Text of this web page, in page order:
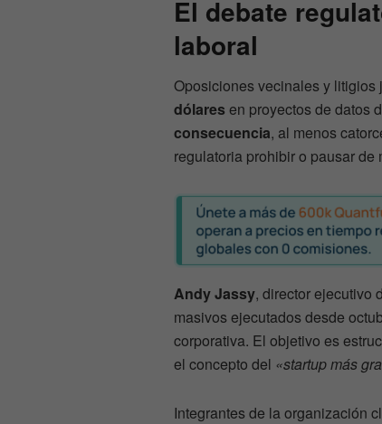
El debate
laboral
Oposiciones vecinales y litigios
dólares en proyectos de datos
consecuencia, al menos
regulatoria prohibir o pausar de
Andy Jassy, director ejecutivo
masivos ejecutados desde
corporativa. El objetivo es
el concepto del «startup más
Integrantes de la organización